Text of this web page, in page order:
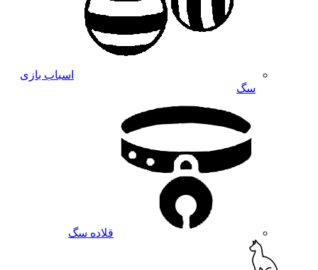
اسباب بازی
سگ
قلاده سگ